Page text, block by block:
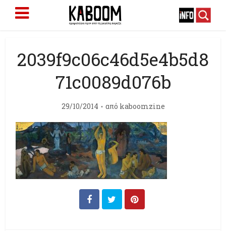
2039f9c06c46d5e4b5d8
71c0089d076b
29/10/2014 από kaboomzine